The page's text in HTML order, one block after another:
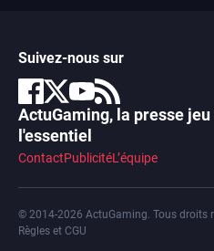
Suivez-nous sur
ActuGaming, la presse
l'essentiel
ContactPublicitéL’équipe
© 2014-2026 ActuGaming. Tous droits
Règles et CGU